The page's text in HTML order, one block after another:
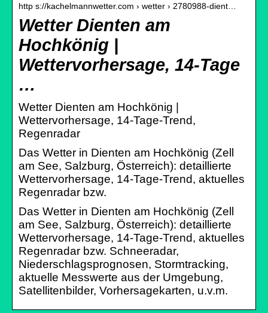
http s://kachelmannwetter.com › wetter › 2780988-dient…
Wetter Dienten am
Hochkönig |
Wettervorhersage, 14-Tage
…
Wetter Dienten am Hochkönig |
Wettervorhersage, 14-Tage-Trend,
Regenradar
Das Wetter in Dienten am Hochkönig (Zell
am See, Salzburg, Österreich): detaillierte
Wettervorhersage, 14-Tage-Trend, aktuelles
Regenradar bzw.
Das Wetter in Dienten am Hochkönig (Zell
am See, Salzburg, Österreich): detaillierte
Wettervorhersage, 14-Tage-Trend, aktuelles
Regenradar bzw. Schneeradar,
Niederschlagsprognosen, Stormtracking,
aktuelle Messwerte aus der Umgebung,
Satellitenbilder, Vorhersagekarten, u.v.m.